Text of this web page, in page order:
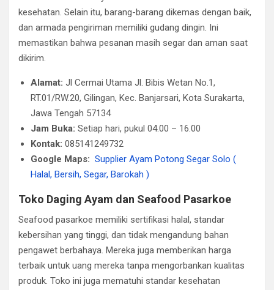
kesehatan. Selain itu, barang-barang dikemas dengan baik,
dan armada pengiriman memiliki gudang dingin. Ini
memastikan bahwa pesanan masih segar dan aman saat
dikirim.
Alamat: Jl Cermai Utama Jl. Bibis Wetan No.1,
RT.01/RW.20, Gilingan, Kec. Banjarsari, Kota Surakarta,
Jawa Tengah 57134
Jam Buka: Setiap hari, pukul 04.00 – 16.00
Kontak: 085141249732
Google Maps: Supplier Ayam Potong Segar Solo (
Halal, Bersih, Segar, Barokah )
Toko Daging Ayam dan Seafood Pasarkoe
Seafood pasarkoe memiliki sertifikasi halal, standar
kebersihan yang tinggi, dan tidak mengandung bahan
pengawet berbahaya. Mereka juga memberikan harga
terbaik untuk uang mereka tanpa mengorbankan kualitas
produk. Toko ini juga mematuhi standar kesehatan